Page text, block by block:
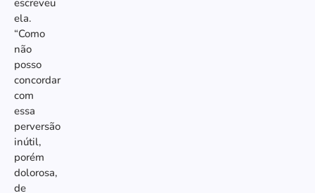
ela.
“Como
não
posso
concordar
com
essa
perversão
inútil,
porém
dolorosa,
de